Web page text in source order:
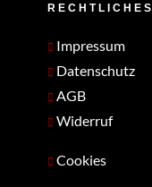
RECHTLICHES
Impressum
Datenschutz
AGB
Widerruf
Cookies